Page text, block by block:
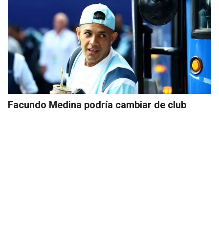
Facundo Medina podría cambiar de club